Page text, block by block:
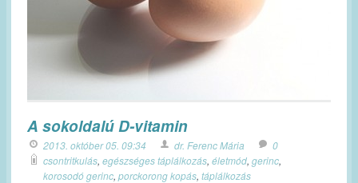
A sokoldalú D-vitamin
2013. október 05. 09:34 dr. Ferenc Mária
0
csontritkulás, egészséges táplálkozás, életmód, gerinc,
korosodó gerinc, porckorong kopás, táplálkozás